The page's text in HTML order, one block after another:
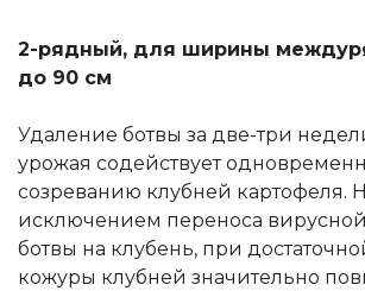
2-рядный, для ширины
до 90 см
Удаление ботвы за две-три
урожая содействует
созреванию клубней картофеля.
исключением переноса
ботвы на клубень, при
кожуры клубней значительно